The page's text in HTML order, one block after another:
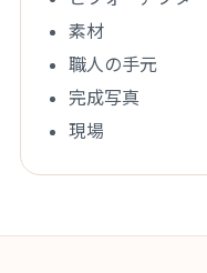
素材
職人の手元
完成写真
現場